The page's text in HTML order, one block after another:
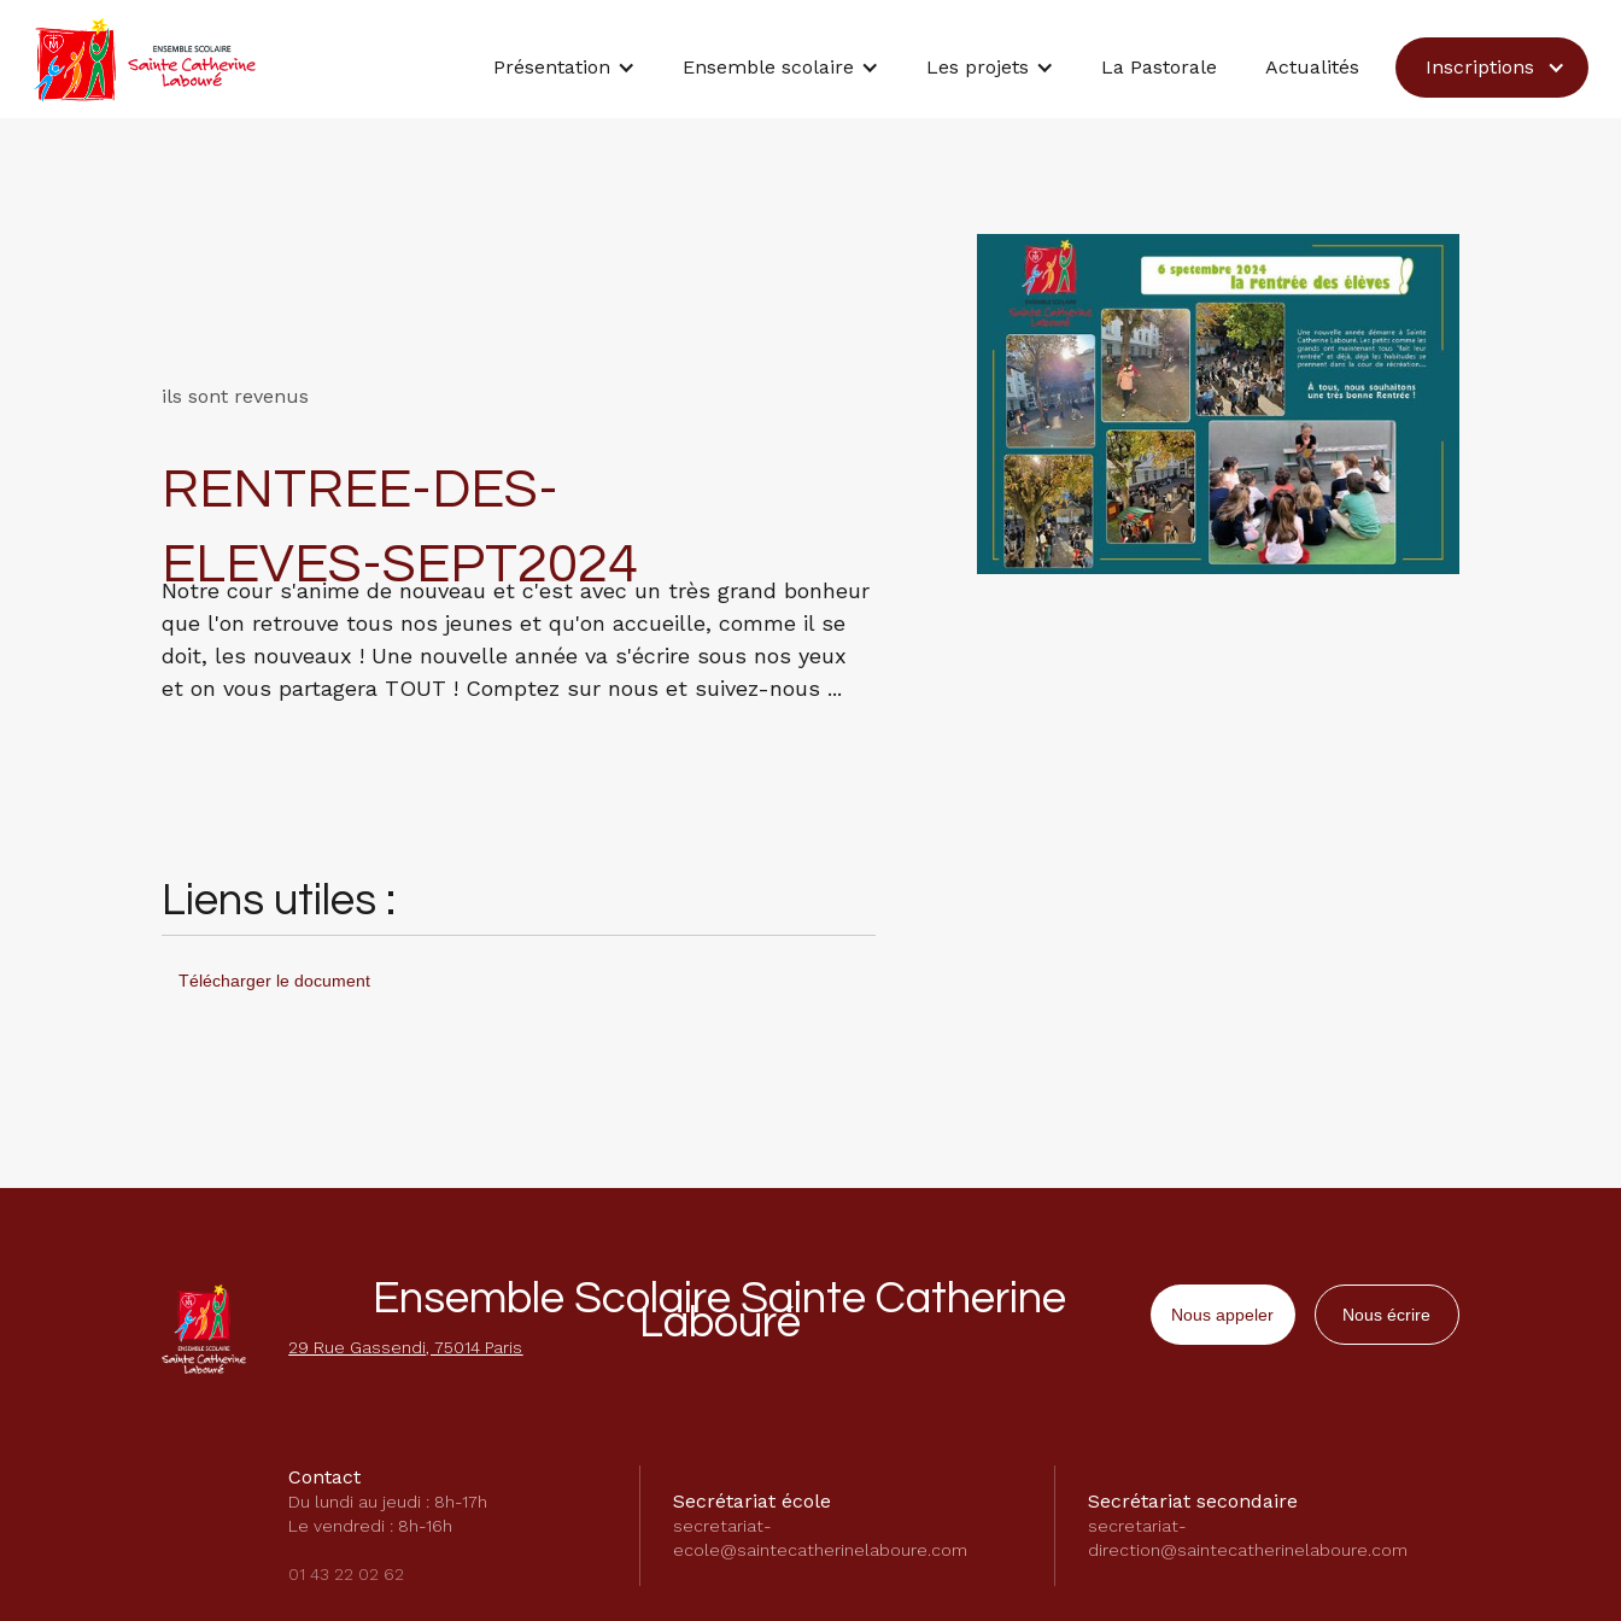
Présentation Ensemble scolaire Les projets La Pastorale Actualités Inscriptions
ils sont revenus
RENTREE-DES-
ELEVES-SEPT2024
Notre cour s'anime de nouveau et c'est avec un très grand bonheur
que l'on retrouve tous nos jeunes et qu'on accueille, comme il se
doit, les nouveaux ! Une nouvelle année va s'écrire sous nos yeux
et on vous partagera TOUT ! Comptez sur nous et suivez-nous ...
Liens utiles :
Télécharger le document
Ensemble Scolaire Sainte Catherine
Labouré
29 Rue Gassendi, 75014 Paris
Nous appeler Nous écrire
Contact
Du lundi au jeudi : 8h-17h
Le vendredi : 8h-16h
01 43 22 02 62
Secrétariat école
secretariat-
ecole@saintecatherinelaboure.com
Secrétariat secondaire
secretariat-
direction@saintecatherinelaboure.com